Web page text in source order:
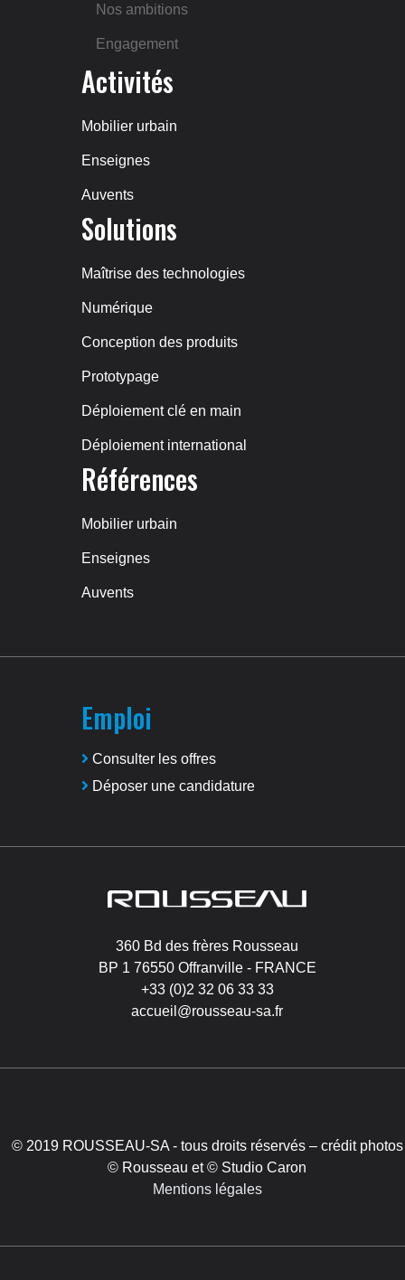
Nos ambitions
Engagement
Activités
Mobilier urbain
Enseignes
Auvents
Solutions
Maîtrise des technologies
Numérique
Conception des produits
Prototypage
Déploiement clé en main
Déploiement international
Références
Mobilier urbain
Enseignes
Auvents
Emploi
Consulter les offres
Déposer une candidature
360 Bd des frères Rousseau
BP 1 76550 Offranville - FRANCE
+33 (0)2 32 06 33 33
accueil@rousseau-sa.fr
© 2019 ROUSSEAU-SA - tous droits réservés – crédit photos
© Rousseau et © Studio Caron
Mentions légales